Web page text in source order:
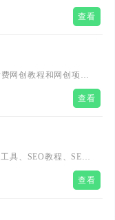
，免费下载，超多资
查看
网创教程和网创项
体,拼多多,淘宝电商
等,创业就找酷乐项目查看
具、SEO教程、SEO
速提升网站排名。
查看